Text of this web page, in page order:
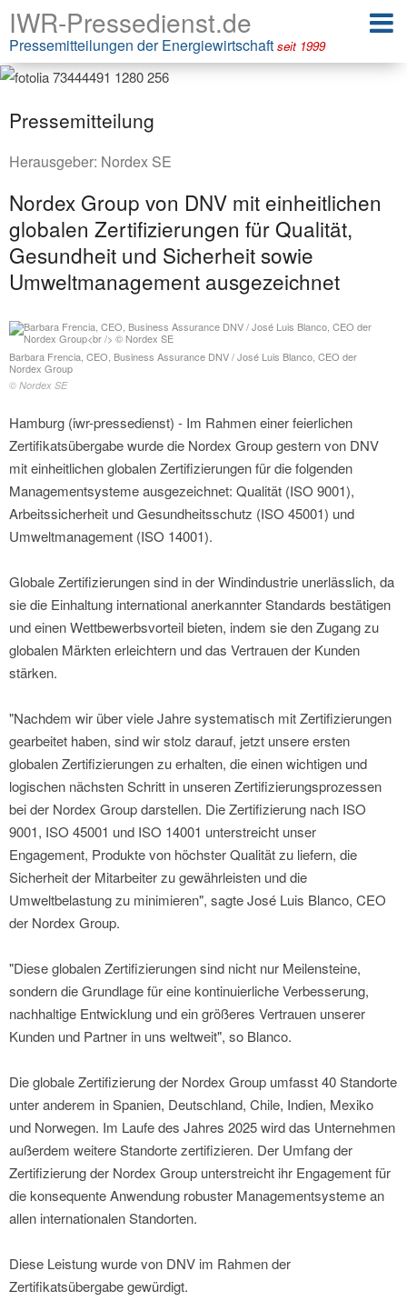
IWR-Pressedienst.de
Pressemitteilungen der Energiewirtschaft seit 1999
Pressemitteilung
Herausgeber: Nordex SE
Nordex Group von DNV mit einheitlichen
globalen Zertifizierungen für Qualität,
Gesundheit und Sicherheit sowie
Umweltmanagement ausgezeichnet
Barbara Frencia, CEO, Business Assurance DNV / José Luis Blanco, CEO der
Nordex Group
© Nordex SE
Hamburg (iwr-pressedienst) - Im Rahmen einer feierlichen
Zertifikatsübergabe wurde die Nordex Group gestern von DNV
mit einheitlichen globalen Zertifizierungen für die folgenden
Managementsysteme ausgezeichnet: Qualität (ISO 9001),
Arbeitssicherheit und Gesundheitsschutz (ISO 45001) und
Umweltmanagement (ISO 14001).
Globale Zertifizierungen sind in der Windindustrie unerlässlich, da
sie die Einhaltung international anerkannter Standards bestätigen
und einen Wettbewerbsvorteil bieten, indem sie den Zugang zu
globalen Märkten erleichtern und das Vertrauen der Kunden
stärken.
"Nachdem wir über viele Jahre systematisch mit Zertifizierungen
gearbeitet haben, sind wir stolz darauf, jetzt unsere ersten
globalen Zertifizierungen zu erhalten, die einen wichtigen und
logischen nächsten Schritt in unseren Zertifizierungsprozessen
bei der Nordex Group darstellen. Die Zertifizierung nach ISO
9001, ISO 45001 und ISO 14001 unterstreicht unser
Engagement, Produkte von höchster Qualität zu liefern, die
Sicherheit der Mitarbeiter zu gewährleisten und die
Umweltbelastung zu minimieren", sagte José Luis Blanco, CEO
der Nordex Group.
"Diese globalen Zertifizierungen sind nicht nur Meilensteine,
sondern die Grundlage für eine kontinuierliche Verbesserung,
nachhaltige Entwicklung und ein größeres Vertrauen unserer
Kunden und Partner in uns weltweit", so Blanco.
Die globale Zertifizierung der Nordex Group umfasst 40 Standorte
unter anderem in Spanien, Deutschland, Chile, Indien, Mexiko
und Norwegen. Im Laufe des Jahres 2025 wird das Unternehmen
außerdem weitere Standorte zertifizieren. Der Umfang der
Zertifizierung der Nordex Group unterstreicht ihr Engagement für
die konsequente Anwendung robuster Managementsysteme an
allen internationalen Standorten.
Diese Leistung wurde von DNV im Rahmen der
Zertifikatsübergabe gewürdigt.